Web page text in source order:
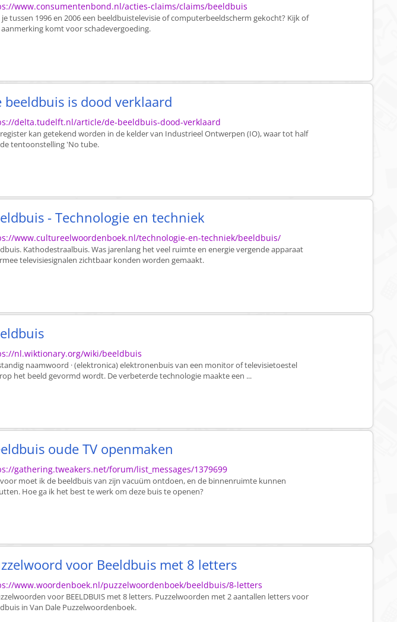
www.consumentenbond.nl/acties-claims/claims/beeldbuis
je tussen 1996 en 2006 een beeldbuistelevisie of computerbeeldscherm gekocht? Kijk of
aanmerking komt voor schadevergoeding.
beeldbuis is dood verklaard
delta.tudelft.nl/article/de-beeldbuis-dood-verklaard
kan getekend worden in de kelder van Industrieel Ontwerpen (IO), waar tot half
tentoonstelling 'No tube.
- Technologie en techniek
www.cultureelwoordenboek.nl/technologie-en-techniek/beeldbuis/
Kathodestraalbuis. Was jarenlang het veel ruimte en energie vergende apparaat
televisiesignalen zichtbaar konden worden gemaakt.
nl.wiktionary.org/wiki/beeldbuis
naamwoord · (elektronica) elektronenbuis van een monitor of televisietoestel
het beeld gevormd wordt. De verbeterde technologie maakte een ...
oude TV openmaken
gathering.tweakers.net/forum/list_messages/1379699
moet ik de beeldbuis van zijn vacuüm ontdoen, en de binnenruimte kunnen
Hoe ga ik het best te werk om deze buis te openen?
voor Beeldbuis met 8 letters
www.woordenboek.nl/puzzelwoordenboek/beeldbuis/8-letters
voor BEELDBUIS met 8 letters. Puzzelwoorden met 2 aantallen letters voor
in Van Dale Puzzelwoordenboek.